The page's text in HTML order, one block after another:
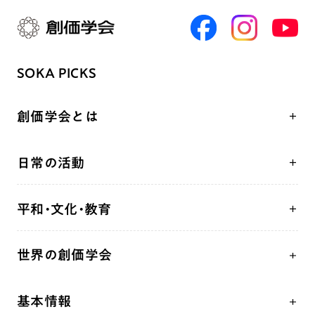
SOKA PICKS
創価学会とは
祈り
聖典
釈尊～法華経
日常の活動
座談会
仏法を語る
平和・文化・教育
「人権文化」「ジェンダー平等」を促進
世界の創価学会
基本情報